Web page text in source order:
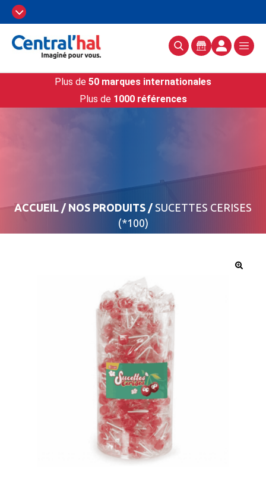
Plus de 50 marques internationales
Plus de 1000 références
ACCUEIL / NOS PRODUITS / SUCETTES CERISES
(*100)